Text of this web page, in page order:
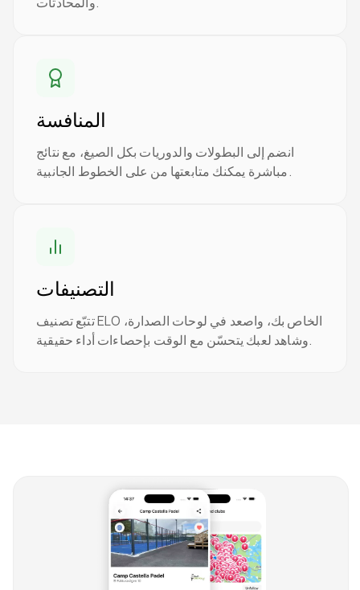
المنافسة
انضم إلى البطولات والدوريات بكل الصيغ، مع نتائج
مباشرة يمكنك متابعتها من على الخطوط الجانبية.
التصنيفات
تتبّع تصنيف ELO الخاص بك، واصعد في لوحات الصدارة،
وشاهد لعبك يتحسّن مع الوقت بإحصاءات أداء حقيقية.